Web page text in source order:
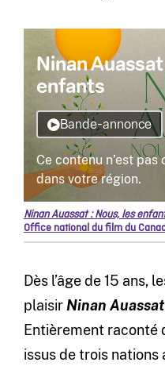
Ninan Auassat : Nous, les
Office national du film du
Dès l’âge de 15 ans,
plaisirNinan
Entièrement raconté
issus de trois